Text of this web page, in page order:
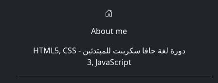
About me
دورة لغة جافا سكريبت للمبتدئين - HTML5, CSS
3, JavaScript